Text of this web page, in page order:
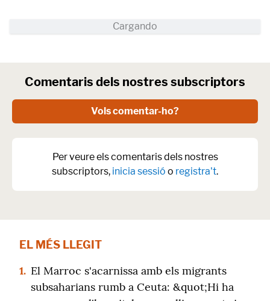
Comentaris dels nostres subscriptors
Vols comentar-ho?
Per veure els comentaris dels nostres
subscriptors, inicia sessió o registra't.
EL MÉS LLEGIT
1. El Marroc s'acarnissa amb els migrants
subsaharians rumb a Ceuta: &quot;Hi ha